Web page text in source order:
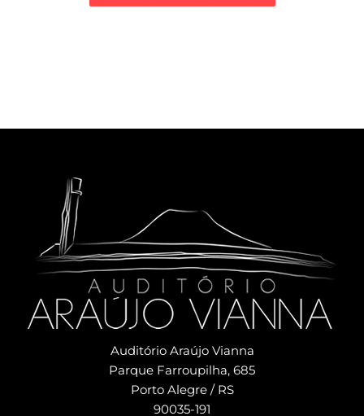
Auditório Araújo Vianna
Parque Farroupilha, 685
Porto Alegre / RS
90035-191